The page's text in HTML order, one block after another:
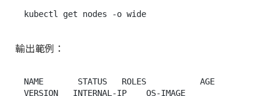
輸出範例：
NAME       STATUS   ROLES           AGE
VERSION   INTERNAL-IP    OS-IMAGE